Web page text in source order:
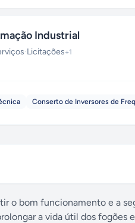
Industrial
·Licitações+1
Conserto de Inversores de
o bom funcionamento e a
a vida útil dos fogões